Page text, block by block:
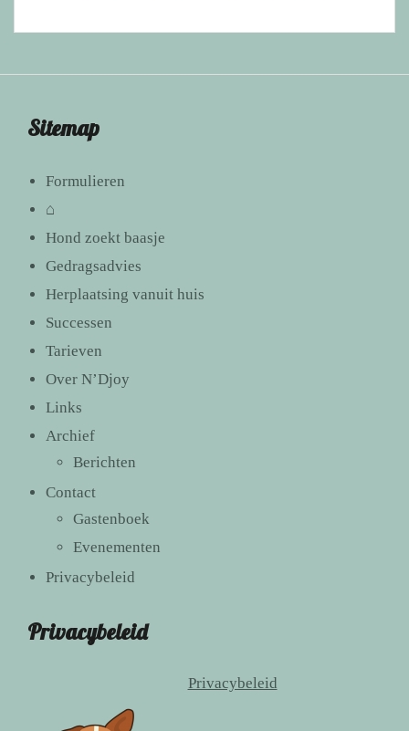
Sitemap
Formulieren
⌂
Hond zoekt baasje
Gedragsadvies
Herplaatsing vanuit huis
Successen
Tarieven
Over N’Djoy
Links
Archief
Berichten
Contact
Gastenboek
Evenementen
Privacybeleid
Privacybeleid
Privacybeleid